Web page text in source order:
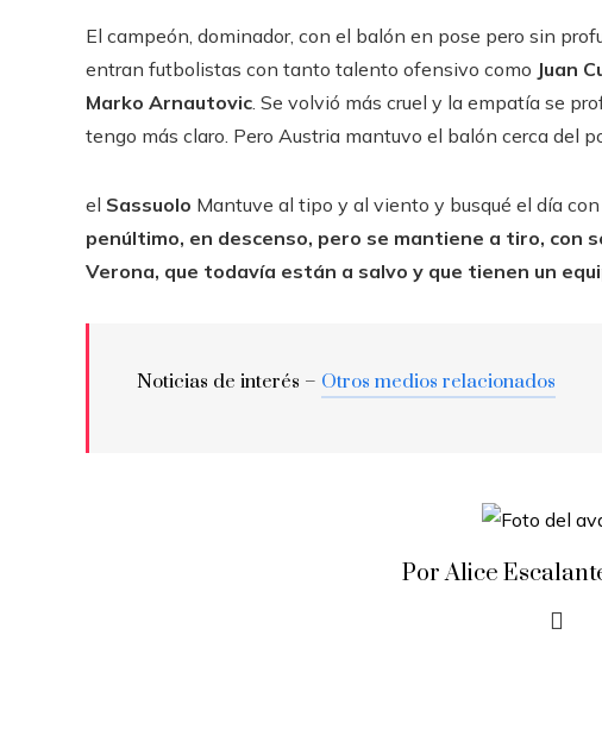
El campeón, dominador, con el balón en pose pero sin
entran futbolistas con tanto talento ofensivo como Juan
Marko Arnautovic. Se volvió más cruel y la empatía se
tengo más claro. Pero Austria mantuvo el balón cerca del
el Sassuolo Mantuve al tipo y al viento y busqué el día
penúltimo, en descenso, pero se mantiene a tiro, con
Verona, que todavía están a salvo y que tienen un
Noticias de interés – Otros medios relacionados
Por Alice